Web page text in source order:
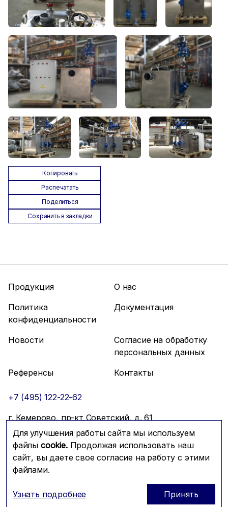
Копировать
Распечатать
Поделиться
Сохранить в закладки
Для улучшения работы сайта мы используем
файлы cookie.Продолжая использовать наш
сайт, вы даете свое согласие на работу с этими
файлами.
Узнать подробнее Принять
Продукция
О нас
Политика
конфиденциальности
Документация
Новости
Согласие на обработку
персональных данных
Референсы
Контакты
+7 (495) 122-22-62
г. Кемерово, пр-кт Советский, д. 61
info@mfmc.ru
Связаться с нами
© 2026 Компания МФМК
Prominado